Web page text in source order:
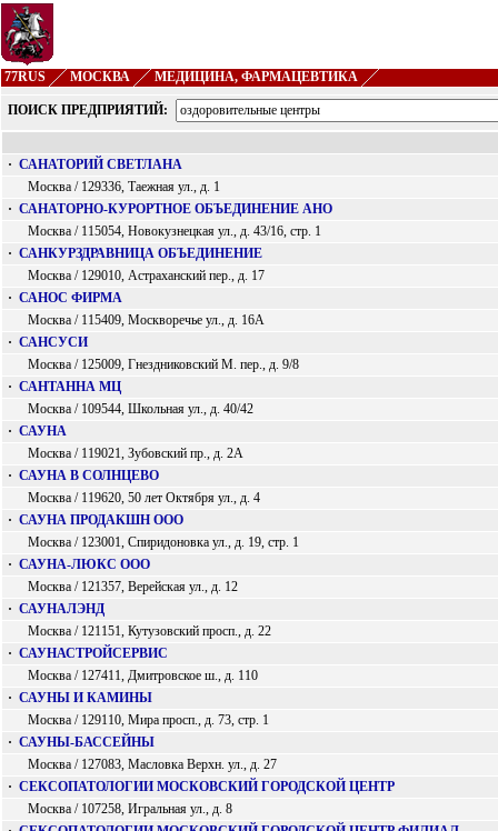
77RUS МОСКВА МЕДИЦИНА, ФАРМАЦЕВТИКА
ПОИСК ПРЕДПРИЯТИЙ:
· САНАТОРИЙ СВЕТЛАНА
Москва / 129336, Таежная ул., д. 1
· САНАТОРНО-КУРОРТНОЕ ОБЪЕДИНЕНИЕ АНО
Москва / 115054, Новокузнецкая ул., д. 43/16, стр. 1
· САНКУРЗДРАВНИЦА ОБЪЕДИНЕНИЕ
Москва / 129010, Астраханский пер., д. 17
· САНОС ФИРМА
Москва / 115409, Москворечье ул., д. 16А
· САНСУСИ
Москва / 125009, Гнездниковский М. пер., д. 9/8
· САНТАННА МЦ
Москва / 109544, Школьная ул., д. 40/42
· САУНА
Москва / 119021, Зубовский пр., д. 2А
· САУНА В СОЛНЦЕВО
Москва / 119620, 50 лет Октября ул., д. 4
· САУНА ПРОДАКШН ООО
Москва / 123001, Спиридоновка ул., д. 19, стр. 1
· САУНА-ЛЮКС ООО
Москва / 121357, Верейская ул., д. 12
· САУНАЛЭНД
Москва / 121151, Кутузовский просп., д. 22
· САУНАСТРОЙСЕРВИС
Москва / 127411, Дмитровское ш., д. 110
· САУНЫ И КАМИНЫ
Москва / 129110, Мира просп., д. 73, стр. 1
· САУНЫ-БАССЕЙНЫ
Москва / 127083, Масловка Верхн. ул., д. 27
· СЕКСОПАТОЛОГИИ МОСКОВСКИЙ ГОРОДСКОЙ ЦЕНТР
Москва / 107258, Игральная ул., д. 8